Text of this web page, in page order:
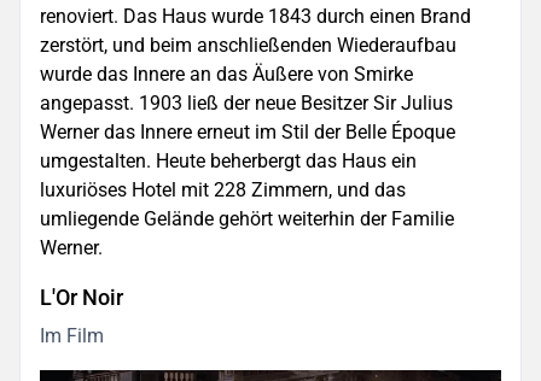
renoviert. Das Haus wurde 1843 durch einen Brand
zerstört, und beim anschließenden Wiederaufbau
wurde das Innere an das Äußere von Smirke
angepasst. 1903 ließ der neue Besitzer Sir Julius
Werner das Innere erneut im Stil der Belle Époque
umgestalten. Heute beherbergt das Haus ein
luxuriöses Hotel mit 228 Zimmern, und das
umliegende Gelände gehört weiterhin der Familie
Werner.
L'Or Noir
Im Film